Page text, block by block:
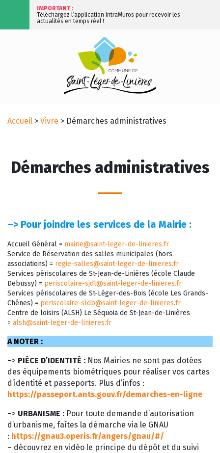
IMPORTANT :
Téléchargez l’application IntraMuros pour recevoir les
actualités en temps réel !
Accueil > Vivre > Démarches administratives
Démarches administratives
–> Pour joindre les services de la Mairie :
Accueil Général = mairie@saint-leger-de-linieres.fr
Service de Réservation des salles municipales (hors
associations) = regie-salles@saint-leger-de-linieres.fr
Services périscolaires de St-Jean-de-Linières (école Claude
Debussy) = periscolaire-sjdl@saint-leger-de-linieres.fr
Services périscolaires de St-Léger-des-Bois (école Les Grands-
Chênes) = periscolaire-sldb@saint-leger-de-linieres.fr
Centre de loisirs (ALSH) Le Séquoia de St-Jean-de-Linières
= alsh@saint-leger-de-linieres.fr
A NOTER :
–> PIÈCE D’IDENTITÉ : Nos Mairies ne sont pas dotées
des équipements biométriques pour réaliser vos cartes
d’identité et passeports. Plus d’infos :
https://passeport.ants.gouv.fr/demarches-en-ligne
–> URBANISME : Pour toute demande d’autorisation
d’urbanisme, faîtes la démarche via le GNAU
: https://gnau3.operis.fr/angers/gnau/#/
– découvrez en vidéo le principe du dépôt et du suivi